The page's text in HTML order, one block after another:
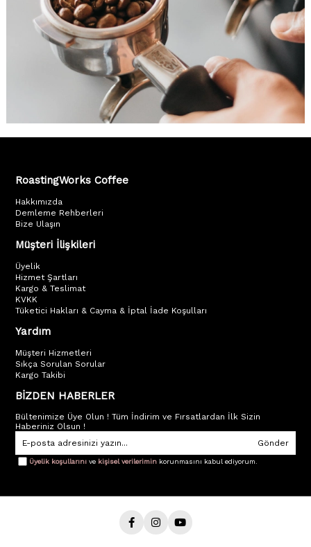
RoastingWorks Coffee
Hakkımızda
Demleme Rehberleri
Bize Ulaşın
Müşteri İlişkileri
Üyelik
Hizmet Şartları
Kargo & Teslimat
KVKK
Tüketici Hakları & Cayma & İptal İade Koşulları
Yardım
Müşteri Hizmetleri
Sıkça Sorulan Sorular
Kargo Takibi
BİZDEN HABERLER
Bültenimize Üye Olun ! Tüm İndirim ve Fırsatlardan İlk Sizin
Haberiniz Olsun !
Gönder
Üyelik koşullarını ve kişisel verilerimin korunmasını kabul ediyorum.